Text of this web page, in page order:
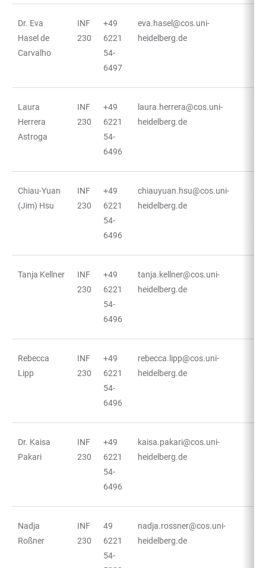
Dr. Eva
Hasel de
Carvalho
INF
230
+49
6221
54-
6497
eva.hasel@cos.uni-
heidelberg.de
Laura
Herrera
Astroga
INF
230
+49
6221
54-
6496
laura.herrera@cos.uni-
heidelberg.de
Chiau-Yuan
(Jim) Hsu
INF
230
+49
6221
54-
6496
chiauyuan.hsu@cos.uni-
heidelberg.de
Tanja Kellner
INF
230
+49
6221
54-
6496
tanja.kellner@cos.uni-
heidelberg.de
Rebecca
Lipp
INF
230
+49
6221
54-
6496
rebecca.lipp@cos.uni-
heidelberg.de
Dr. Kaisa
Pakari
INF
230
+49
6221
54-
6496
kaisa.pakari@cos.uni-
heidelberg.de
Nadja
Roßner
INF
230
49
6221
54-
nadja.rossner@cos.uni-
heidelberg.de